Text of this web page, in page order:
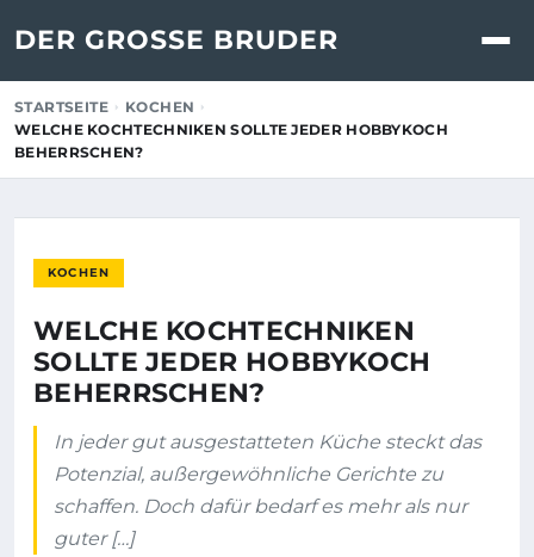
DER GROSSE BRUDER
STARTSEITE
KOCHEN
WELCHE KOCHTECHNIKEN SOLLTE JEDER HOBBYKOCH
BEHERRSCHEN?
KOCHEN
WELCHE KOCHTECHNIKEN
SOLLTE JEDER HOBBYKOCH
BEHERRSCHEN?
In jeder gut ausgestatteten Küche steckt das
Potenzial, außergewöhnliche Gerichte zu
schaffen. Doch dafür bedarf es mehr als nur
guter […]